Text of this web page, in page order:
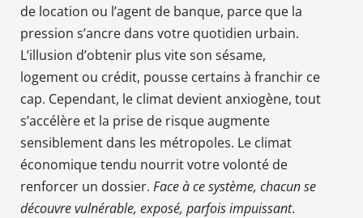
de location ou l’agent de banque, parce que la
pression s’ancre dans votre quotidien urbain.
L’illusion d’obtenir plus vite son sésame,
logement ou crédit, pousse certains à franchir ce
cap. Cependant, le climat devient anxiogène, tout
s’accélère et la prise de risque augmente
sensiblement dans les métropoles. Le climat
économique tendu nourrit votre volonté de
renforcer un dossier. Face à ce système, chacun se
découvre vulnérable, exposé, parfois impuissant.